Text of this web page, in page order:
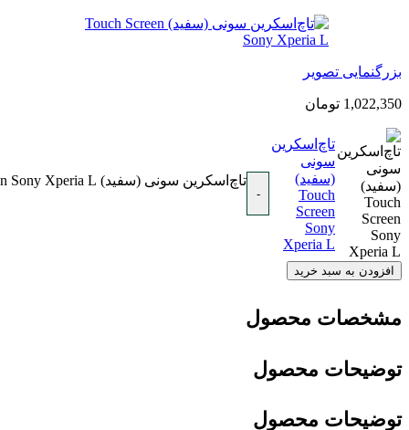
بزرگنمایی تصویر
1,022,350 تومان
تاچ‌اسکرین
سونی
(سفید)
Touch
Screen
Sony
Xperia L
-
تاچ‌اسکرین سونی (سفید) Touch Screen Sony Xperia L عدد
افزودن به سبد خرید
مشخصات محصول
توضیحات محصول
توضیحات محصول